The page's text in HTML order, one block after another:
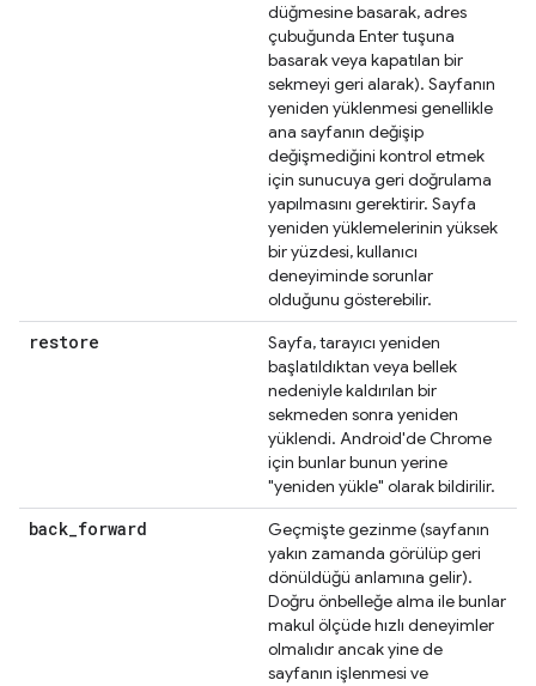
düğmesine basarak, adres
çubuğunda Enter tuşuna
basarak veya kapatılan bir
sekmeyi geri alarak). Sayfanın
yeniden yüklenmesi genellikle
ana sayfanın değişip
değişmediğini kontrol etmek
için sunucuya geri doğrulama
yapılmasını gerektirir. Sayfa
yeniden yüklemelerinin yüksek
bir yüzdesi, kullanıcı
deneyiminde sorunlar
olduğunu gösterebilir.
restore
Sayfa, tarayıcı yeniden
başlatıldıktan veya bellek
nedeniyle kaldırılan bir
sekmeden sonra yeniden
yüklendi. Android'de Chrome
için bunlar bunun yerine
"yeniden yükle" olarak bildirilir.
back_forward
Geçmişte gezinme (sayfanın
yakın zamanda görülüp geri
dönüldüğü anlamına gelir).
Doğru önbelleğe alma ile bunlar
makul ölçüde hızlı deneyimler
olmalıdır ancak yine de
sayfanın işlenmesi ve